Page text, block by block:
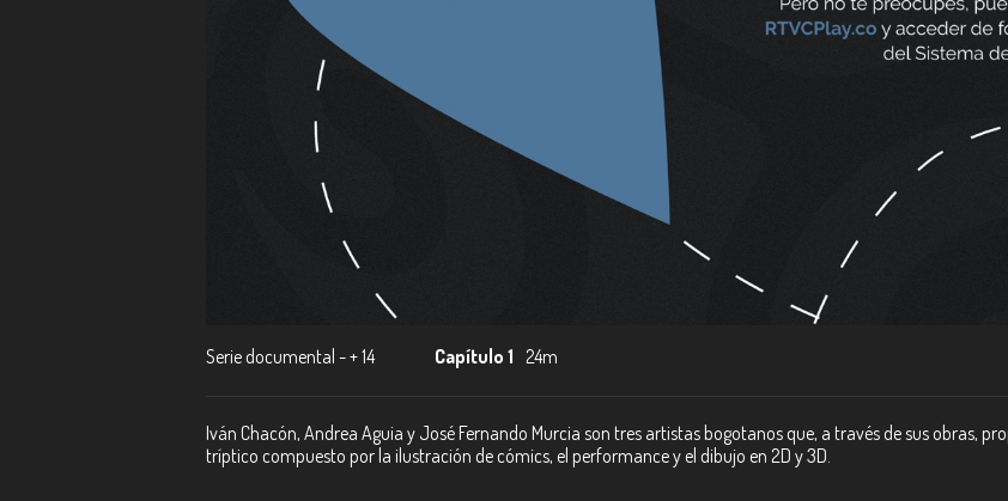
Serie documental - + 14 Capítulo 1 24m
Iván Chacón, Andrea Aguia y José Fernando Murcia son tres artistas bogotanos que, a través de sus obras,
tríptico compuesto por la ilustración de cómics, el performance y el dibujo en 2D y 3D.